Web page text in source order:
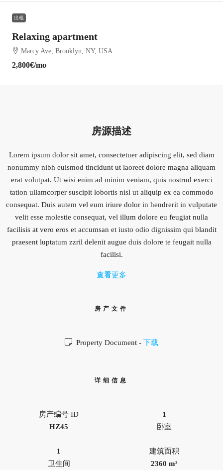
出租
Relaxing apartment
Marcy Ave, Brooklyn, NY, USA
2,800€/mo
房源描述
Lorem ipsum dolor sit amet, consectetuer adipiscing elit, sed diam
nonummy nibh euismod tincidunt ut laoreet dolore magna aliquam
erat volutpat. Ut wisi enim ad minim veniam, quis nostrud exerci
tation ullamcorper suscipit lobortis nisl ut aliquip ex ea commodo
consequat. Duis autem vel eum iriure dolor in hendrerit in vulputate
velit esse molestie consequat, vel illum dolore eu feugiat nulla
facilisis at vero eros et accumsan et iusto odio dignissim qui blandit
praesent luptatum zzril delenit augue duis dolore te feugait nulla
facilisi.
查看更多
房产文件
Property Document - 下载
详细信息
房产编号 ID
HZ45
1
卧室
1
卫生间
建筑面积
2360 m²